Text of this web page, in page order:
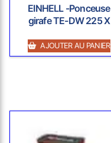
EINHELL -Ponceuse
girafe TE-DW 225 X
AJOUTER AU PANIER